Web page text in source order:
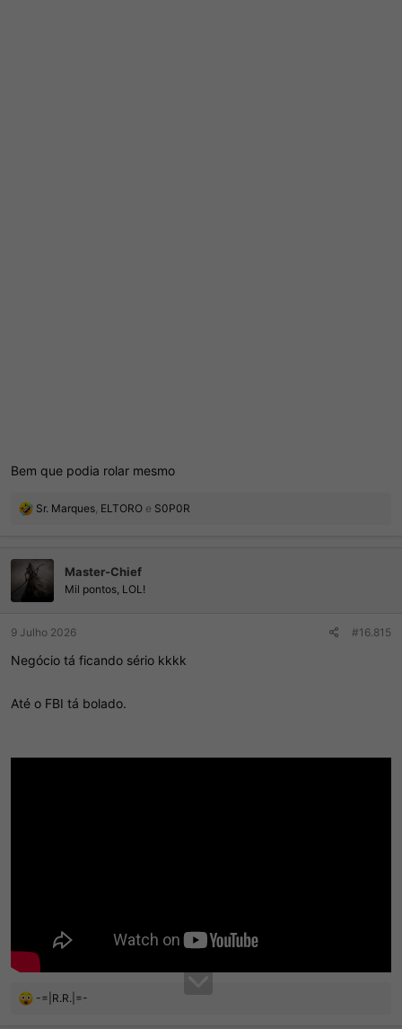
Bem que podia rolar mesmo
R
õ
e
s
Sr. Marques ELTORO e S0P0R
Master-Chief
Mil pontos, LOL!
9 Julho 2026 #16.815
Negócio tá ficando sério kkkk
Até o FBI tá bolado.
R-=|R.R.|=-